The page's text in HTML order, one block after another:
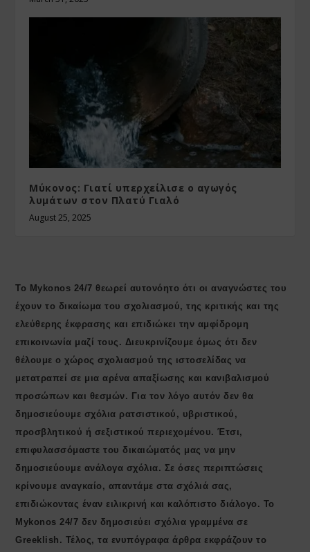
Μύκονος: Γιατί υπερχείλισε ο αγωγός
λυμάτων στον Πλατύ Γιαλό
August 25, 2025
Το Mykonos 24/7 θεωρεί αυτονόητο ότι οι αναγνώστες του
έχουν το δικαίωμα του σχολιασμού, της κριτικής και της
ελεύθερης έκφρασης και επιδιώκει την αμφίδρομη
επικοινωνία μαζί τους. Διευκρινίζουμε όμως ότι δεν
θέλουμε ο χώρος σχολιασμού της ιστοσελίδας να
μετατραπεί σε μια αρένα απαξίωσης και κανιβαλισμού
προσώπων και θεσμών. Για τον λόγο αυτόν δεν θα
δημοσιεύουμε σχόλια ρατσιστικού, υβριστικού,
προσβλητικού ή σεξιστικού περιεχομένου. Έτσι,
επιφυλασσόμαστε του δικαιώματός μας να μην
δημοσιεύουμε ανάλογα σχόλια. Σε όσες περιπτώσεις
κρίνουμε αναγκαίο, απαντάμε στα σχόλιά σας,
επιδιώκοντας έναν ειλικρινή και καλόπιστο διάλογο. Το
Μykonos 24/7 δεν δημοσιεύει σχόλια γραμμένα σε
Greeklish. Τέλος, τα ενυπόγραφα άρθρα εκφράζουν το